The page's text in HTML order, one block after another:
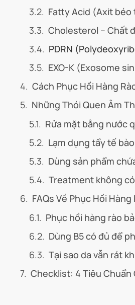
Fatty Acid (Axit
Cholesterol – Chất
PDRN
EXO-K (Exosome
Cách Phục Hồi Hàng
Những Thói Quen Âm
Rửa mặt bằng nước
Lạm dụng tẩy tế
Dùng sản phẩm
Treatment không
FAQs Về Phục Hồi Hàng
Phục hồi hàng rào
Dùng B5 có đủ để
Tại sao da vẫn rát
Checklist: 4 Tiêu Chuẩn